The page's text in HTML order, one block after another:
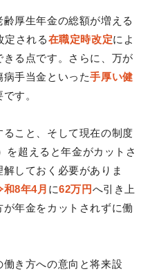
厚生年金の総額が増える
定される在職定時改定によ
る点です。さらに、万が
病手当金といった手厚い健
す。
こと、そして現在の制度
を超えると年金がカットさ
しておく必要がありま
和8年4月 に62万円へ引き上
年金をカットされずに働
き方への意向と将来設